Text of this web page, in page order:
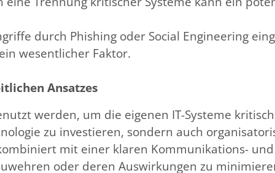
durch Phishing oder Social Engineering
wesentlicher Faktor.
Ansatzes
werden, um die eigenen IT-Systeme
zu investieren, sondern auch
mit einer klaren Kommunikations-
oder deren Auswirkungen zu